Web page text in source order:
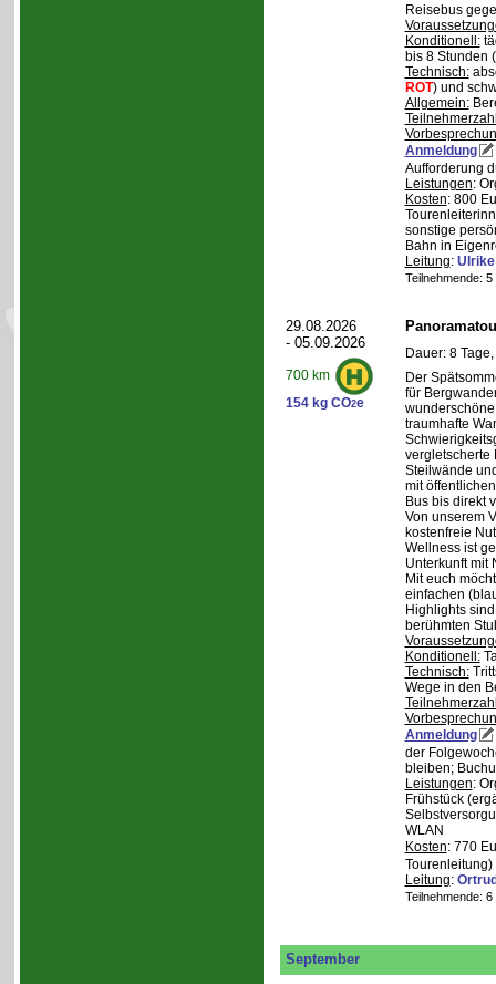
Reisebus
Konditionell:
bis 8 Stunden
Technisch:
ROT) und
Allgemein:
Anmeldung
Aufforderung
Leistungen:
Kosten: 800
sonstige
Bahn in
Leitung:
Teilnehmende:
29.08.2026
- 05.09.2026
700 km
154 kg CO2e
Dauer: 8
Der
für
traumhafte
vergletscherte
Steilwände
mit
Bus bis direkt
Von unserem
kostenfreie
Wellness ist
Unterkunft mit
Mit euch
einfachen
Highlights
berühmten
Konditionell:
Technisch:
Wege in den
Anmeldung
der
bleiben;
Leistungen:
Frühstück
WLAN
Kosten: 770
Tourenleitung)
Leitung:
Teilnehmende:
September